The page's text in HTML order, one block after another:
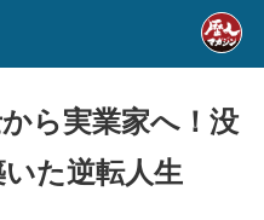
から実業家へ！没
た逆転人生